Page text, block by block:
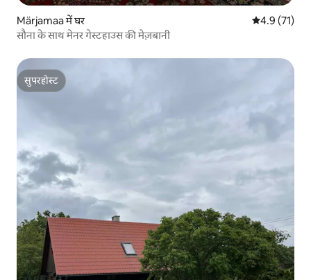
Märjamaa में घर औसत रेटिंग 5
4.9 (71)
सौना के साथ मेनर गेस्टहाउस की मेज़बानी
सुपरहोस्ट
सुपरहोस्ट